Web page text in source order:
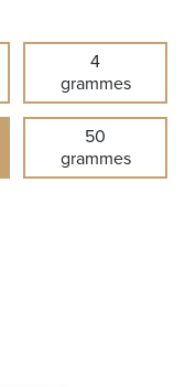
4
grammes
50
grammes